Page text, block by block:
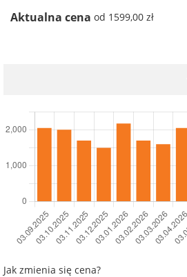
Aktualna cena od 1599,00 zł
Jak zmienia się cena?